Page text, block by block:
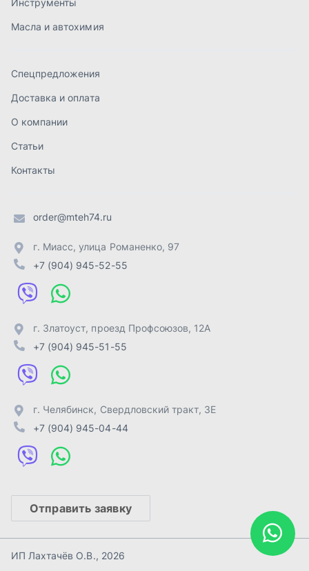
order@mteh74.ru
+7 (904) 945-52-55
г. Златоуст
г. Челябинск
+7 (904) 945-04-44
Отправить заявку
ИП Лахтачёв О.В.
Разработка -